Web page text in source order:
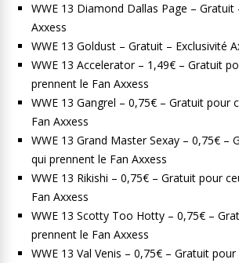
WWE 13 Diamond Dallas Page – Gratuit
Axxess
WWE 13 Goldust – Gratuit – Exclusivité
WWE 13 Accelerator – 1,49€ – Gratuit
prennent le Fan Axxess
WWE 13 Gangrel – 0,75€ – Gratuit pour
Fan Axxess
WWE 13 Grand Master Sexay – 0,75€ –
qui prennent le Fan Axxess
WWE 13 Rikishi – 0,75€ – Gratuit pour
Fan Axxess
WWE 13 Scotty Too Hotty – 0,75€ –
prennent le Fan Axxess
WWE 13 Val Venis – 0,75€ – Gratuit